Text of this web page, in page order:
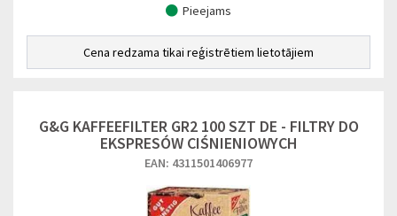
Pieejams
Cena redzama tikai reģistrētiem lietotājiem
G&G KAFFEEFILTER GR2 100 SZT DE - FILTRY DO
EKSPRESÓW CIŚNIENIOWYCH
EAN: 4311501406977